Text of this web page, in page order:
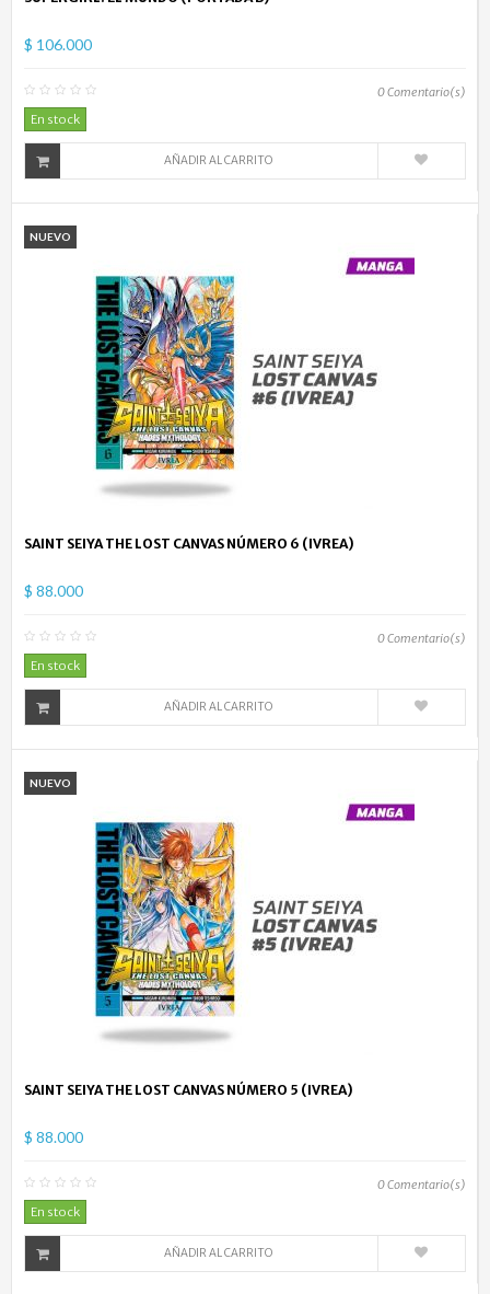
$ 106.000
0Comentario(s)
En stock
AÑADIR AL CARRITO
NUEVO
SAINT SEIYA THE LOST CANVAS NÚMERO 6 (IVREA)
$ 88.000
0Comentario(s)
En stock
AÑADIR AL CARRITO
NUEVO
SAINT SEIYA THE LOST CANVAS NÚMERO 5 (IVREA)
$ 88.000
0Comentario(s)
En stock
AÑADIR AL CARRITO